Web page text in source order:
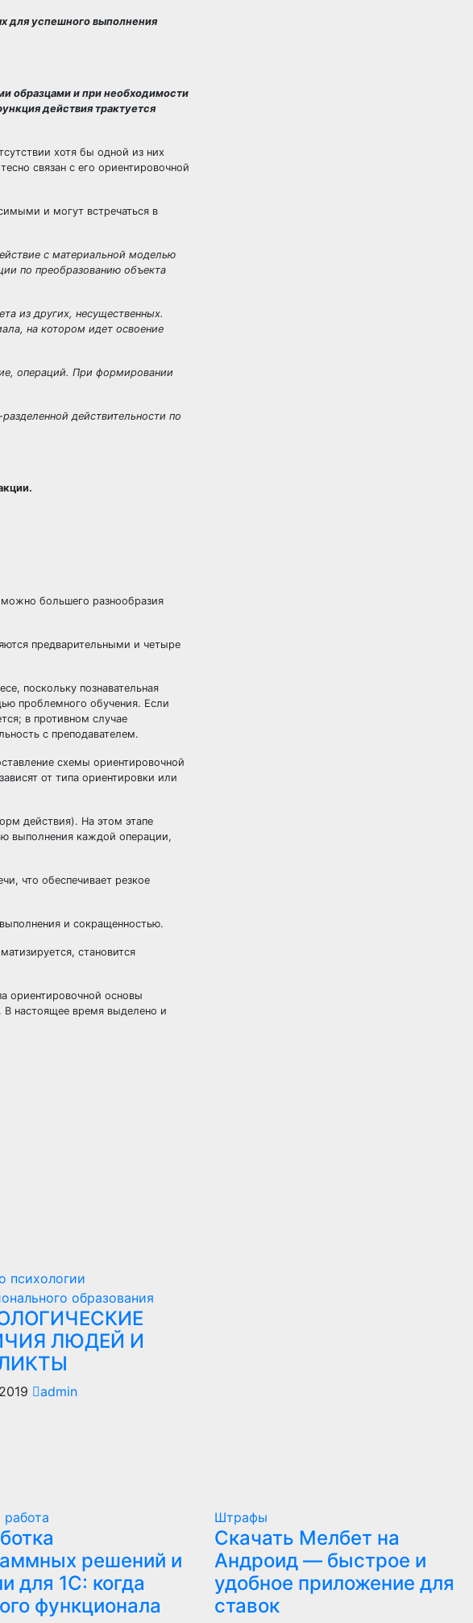
для успешного выполнения
образцами и при необходимости
действия трактуется
хотя бы одной из них
связан с его ориентировочной
и могут встречаться в
с материальной моделью
по преобразованию объекта
из других, несущественных.
на котором идет освоение
операций. При формировании
действительности по
можно большего разнообразия
предварительными и четыре
поскольку познавательная
проблемного обучения. Если
в противном случае
с преподавателем.
схемы ориентировочной
от типа ориентировки или
действия). На этом этапе
выполнения каждой операции,
что обеспечивает резкое
и сокращенностью.
становится
ориентировочной основы
настоящее время выделено и
психологии
образования
ЛЮДЕЙ И
admin
работа
решений и
для 1С: когда
функционала
Штрафы
Скачать Мелбет на
Андроид — быстрое и
удобное приложение для
ставок